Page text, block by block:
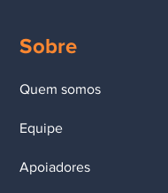
Sobre
Quem somos
Equipe
Apoiadores